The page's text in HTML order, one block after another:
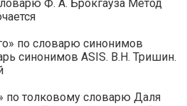
Ф. А. Брокгауза Метод
по словарю синонимов
синонимов ASIS. В.Н. Тришин.
по толковому словарю Даля